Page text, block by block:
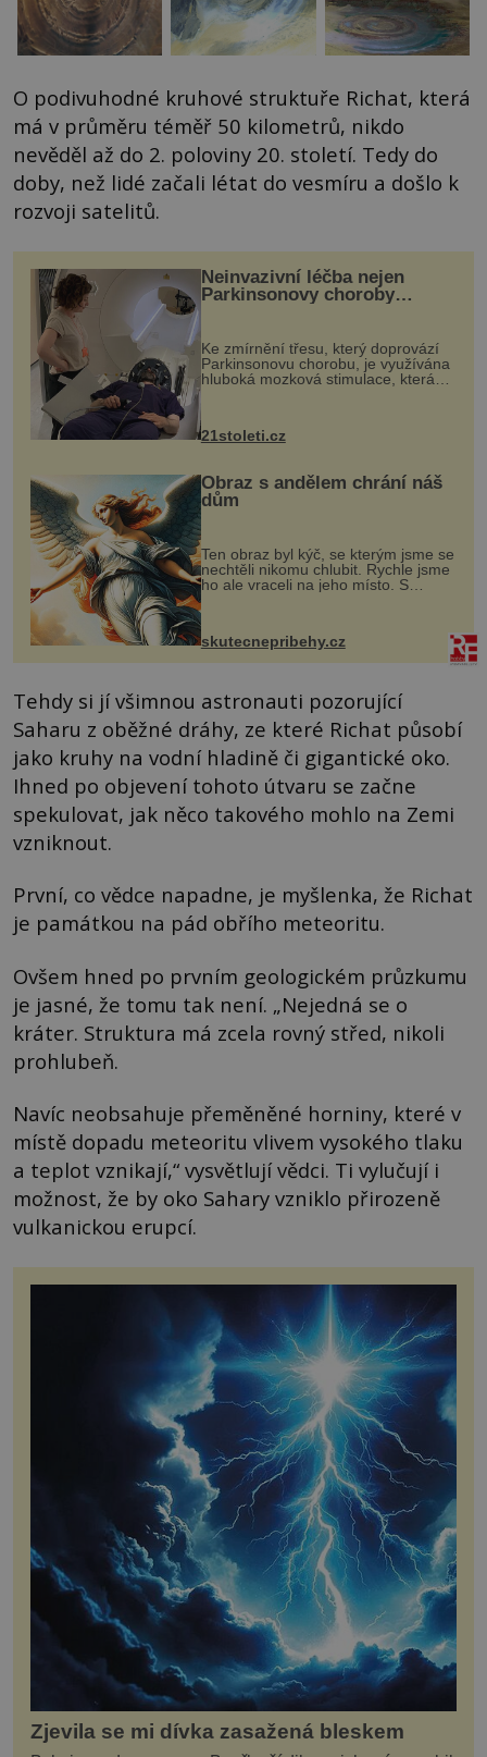
O podivuhodné kruhové struktuře Richat, která
má v průměru téměř 50 kilometrů, nikdo
nevěděl až do 2. poloviny 20. století. Tedy do
doby, než lidé začali létat do vesmíru a došlo k
rozvoji satelitů.
Neinvazivní léčba nejen
Parkinsonovy choroby
Ke zmírnění třesu, který doprovází
Parkinsonovu chorobu, je využívána
hluboká mozková stimulace, která
však vyžaduje vysoce invazivní
k dostatečně přesnému zacílení ...
21stoleti.cz
Obraz s andělem chrání náš
dům
Ten obraz byl kýč, se kterým jsme se
nechtěli nikomu chlubit. Rychle jsme
ho ale vraceli na jeho místo. S
manželem Vaškem jsme si pořídili
chaloupku, takový domek na severu
Čech, kde jsme si naplánova...
skutecnepribehy.cz
Tehdy si jí všimnou astronauti pozorující
Saharu z oběžné dráhy, ze které Richat působí
jako kruhy na vodní hladině či gigantické oko.
Ihned po objevení tohoto útvaru se začne
spekulovat, jak něco takového mohlo na Zemi
vzniknout.
První, co vědce napadne, je myšlenka, že Richat
je památkou na pád obřího meteoritu.
Ovšem hned po prvním geologickém průzkumu
je jasné, že tomu tak není. „Nejedná se o
kráter. Struktura má zcela rovný střed, nikoli
prohlubeň.
Navíc neobsahuje přeměněné horniny, které v
místě dopadu meteoritu vlivem vysokého tlaku
a teplot vznikají,“ vysvětlují vědci. Ti vylučují i
možnost, že by oko Sahary vzniklo přirozeně
vulkanickou erupcí.
Zjevila se mi dívka zasažená bleskem